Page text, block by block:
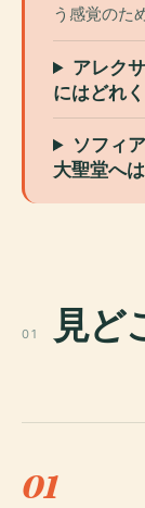
う感覚のた
アレク
にはどれ
ソフィ
大聖堂へ
01 見ど
01